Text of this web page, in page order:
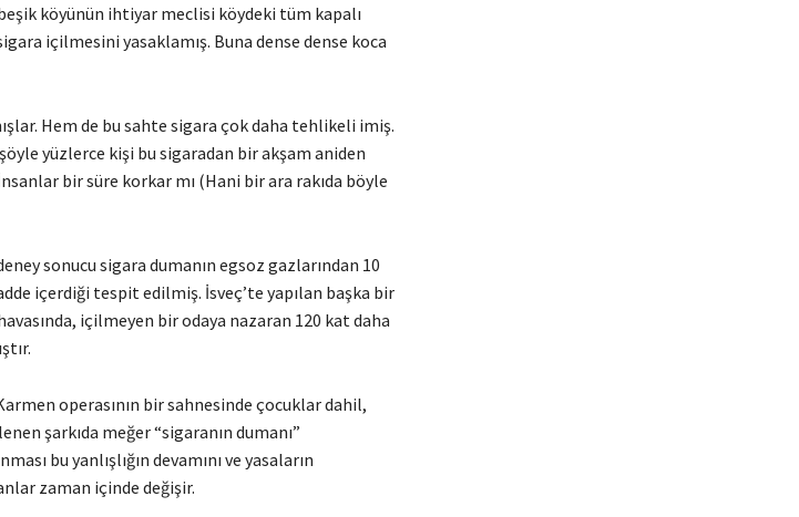
köyünün ihtiyar meclisi köydeki tüm kapalı
içilmesini yasaklamış. Buna dense dense koca
Hem de bu sahte sigara çok daha tehlikeli imiş.
yüzlerce kişi bu sigaradan bir akşam aniden
bir süre korkar mı (Hani bir ara rakıda böyle
sonucu sigara dumanın egsoz gazlarından 10
içerdiği tespit edilmiş. İsveç’te yapılan başka bir
içilmeyen bir odaya nazaran 120 kat daha
operasının bir sahnesinde çocuklar dahil,
şarkıda meğer “sigaranın dumanı”
bu yanlışlığın devamını ve yasaların
zaman içinde değişir.